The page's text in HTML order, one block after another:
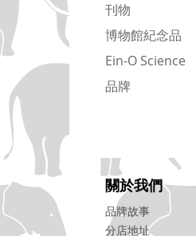
刊物
博物館紀念品
Ein-O Science
品牌
關於我們
品牌故事
分店地址